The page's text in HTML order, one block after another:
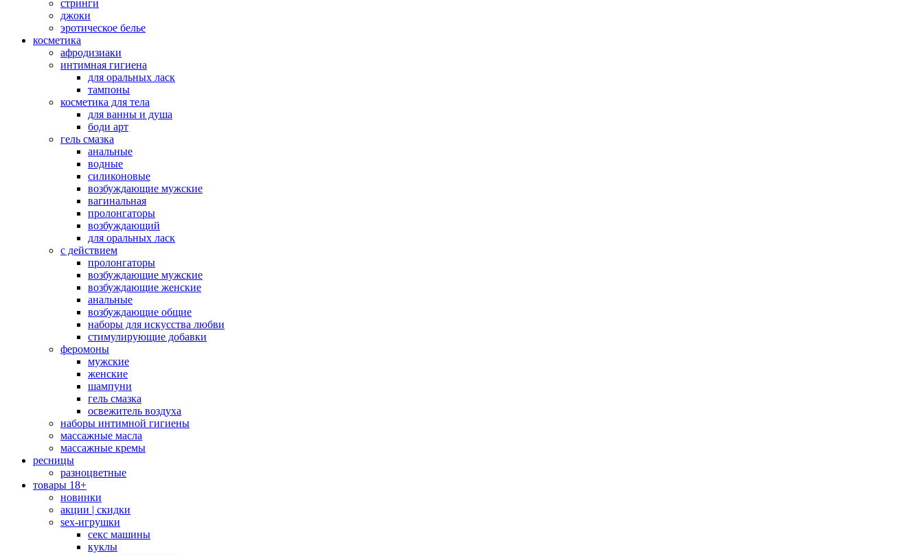
стринги
джоки
эротическое белье
косметика
афродизиаки
интимная гигиена
для оральных ласк
тампоны
косметика для тела
для ванны и душа
боди арт
гель смазка
анальные
водные
силиконовые
возбуждающие мужские
вагинальная
пролонгаторы
возбуждающий
для оральных ласк
с действием
пролонгаторы
возбуждающие мужские
возбуждающие женские
анальные
возбуждающие общие
наборы для искусства любви
стимулирующие добавки
феромоны
мужские
женские
шампуни
гель смазка
освежитель воздуха
наборы интимной гигиены
массажные масла
массажные кремы
ресницы
разноцветные
товары 18+
новинки
акции | скидки
sex-игрушки
секс машины
куклы